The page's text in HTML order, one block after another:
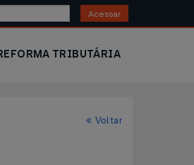
Acessar
TRIBUTÁRIA
Voltar